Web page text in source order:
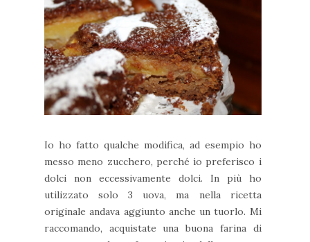
Io ho fatto qualche modifica, ad esempio ho
messo meno zucchero, perché io preferisco i
dolci non eccessivamente dolci. In più ho
utilizzato solo 3 uova, ma nella ricetta
originale andava aggiunto anche un tuorlo. Mi
raccomando, acquistate una buona farina di